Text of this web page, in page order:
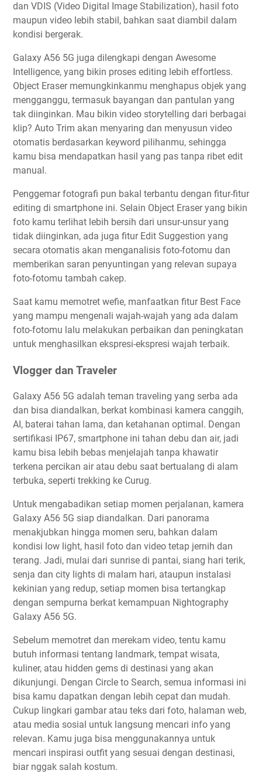
dan VDIS (Video Digital Image Stabilization), hasil foto
maupun video lebih stabil, bahkan saat diambil dalam
kondisi bergerak.
Galaxy A56 5G juga dilengkapi dengan Awesome
Intelligence, yang bikin proses editing lebih effortless.
Object Eraser memungkinkanmu menghapus objek yang
mengganggu, termasuk bayangan dan pantulan yang
tak diinginkan. Mau bikin video storytelling dari berbagai
klip? Auto Trim akan menyaring dan menyusun video
otomatis berdasarkan keyword pilihanmu, sehingga
kamu bisa mendapatkan hasil yang pas tanpa ribet edit
manual.
Penggemar fotografi pun bakal terbantu dengan fitur-fitur
editing di smartphone ini. Selain Object Eraser yang bikin
foto kamu terlihat lebih bersih dari unsur-unsur yang
tidak diinginkan, ada juga fitur Edit Suggestion yang
secara otomatis akan menganalisis foto-fotomu dan
memberikan saran penyuntingan yang relevan supaya
foto-fotomu tambah cakep.
Saat kamu memotret wefie, manfaatkan fitur Best Face
yang mampu mengenali wajah-wajah yang ada dalam
foto-fotomu lalu melakukan perbaikan dan peningkatan
untuk menghasilkan ekspresi-ekspresi wajah terbaik.
Vlogger dan Traveler
Galaxy A56 5G adalah teman traveling yang serba ada
dan bisa diandalkan, berkat kombinasi kamera canggih,
AI, baterai tahan lama, dan ketahanan optimal. Dengan
sertifikasi IP67, smartphone ini tahan debu dan air, jadi
kamu bisa lebih bebas menjelajah tanpa khawatir
terkena percikan air atau debu saat bertualang di alam
terbuka, seperti trekking ke Curug.
Untuk mengabadikan setiap momen perjalanan, kamera
Galaxy A56 5G siap diandalkan. Dari panorama
menakjubkan hingga momen seru, bahkan dalam
kondisi low light, hasil foto dan video tetap jernih dan
terang. Jadi, mulai dari sunrise di pantai, siang hari terik,
senja dan city lights di malam hari, ataupun instalasi
kekinian yang redup, setiap momen bisa tertangkap
dengan sempurna berkat kemampuan Nightography
Galaxy A56 5G.
Sebelum memotret dan merekam video, tentu kamu
butuh informasi tentang landmark, tempat wisata,
kuliner, atau hidden gems di destinasi yang akan
dikunjungi. Dengan Circle to Search, semua informasi ini
bisa kamu dapatkan dengan lebih cepat dan mudah.
Cukup lingkari gambar atau teks dari foto, halaman web,
atau media sosial untuk langsung mencari info yang
relevan. Kamu juga bisa menggunakannya untuk
mencari inspirasi outfit yang sesuai dengan destinasi,
biar nggak salah kostum.